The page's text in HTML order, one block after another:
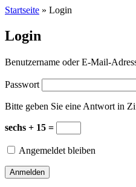
Startseite » Login
Login
Benutzername oder E-Mail-
Passwort
Bitte geben Sie eine Antwort in
sechs + 15 =
Angemeldet bleiben